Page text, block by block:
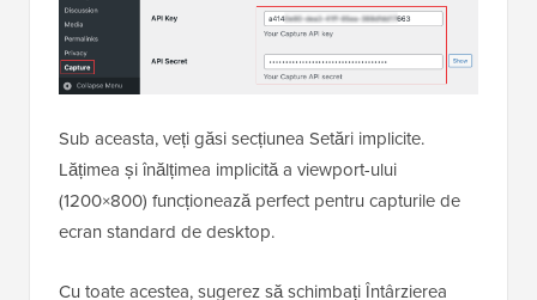
Sub aceasta, veți găsi secțiunea Setări implicite.
Lățimea și înălțimea implicită a viewport-ului
(1200×800) funcționează perfect pentru capturile de
ecran standard de desktop.
Cu toate acestea, sugerez să schimbați Întârzierea